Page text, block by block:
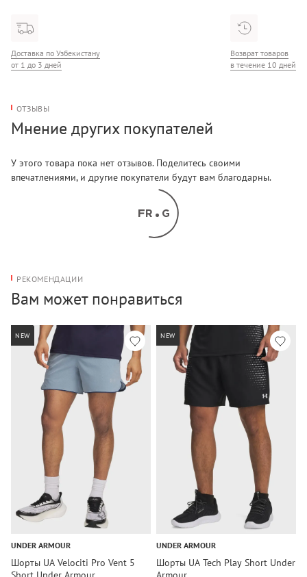
Доставка по Узбекистану
от 1 до 3 дней
Возврат товаров
в течение 10 дней
ОТЗЫВЫ
Мнение других покупателей
У этого товара пока нет отзывов. Поделитесь своими
впечатлениями, и другие покупатели будут вам благодарны.
РЕКОМЕНДАЦИИ
Вам может понравиться
NEW
UNDER ARMOUR
Шорты UA Velociti Pro Vent 5
NEW
UNDER ARMOUR
Шорты UA Tech Play Short Under